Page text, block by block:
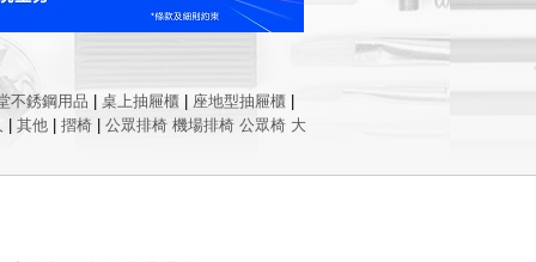
不銹鋼用品 桌上抽屜櫃 座地型抽屜櫃
其他 摺椅 公眾排椅 機場排椅 公眾椅 大